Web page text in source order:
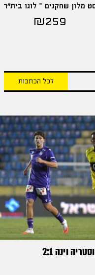
מלון שחקנים – לוגו בית"ר
₪259
לכל הכתבות
וינה 2:1